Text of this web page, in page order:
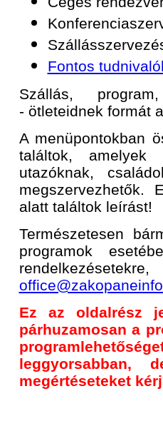
Fontos
Szállás,
- ötleteidnek formát
A menüpontokban
találtok, amelyek
utazóknak,
alatt találtok leírást!
Természetesen
programok
Ez az oldalrész
párhuzamosan a
leggyorsabban,
megértéseteket